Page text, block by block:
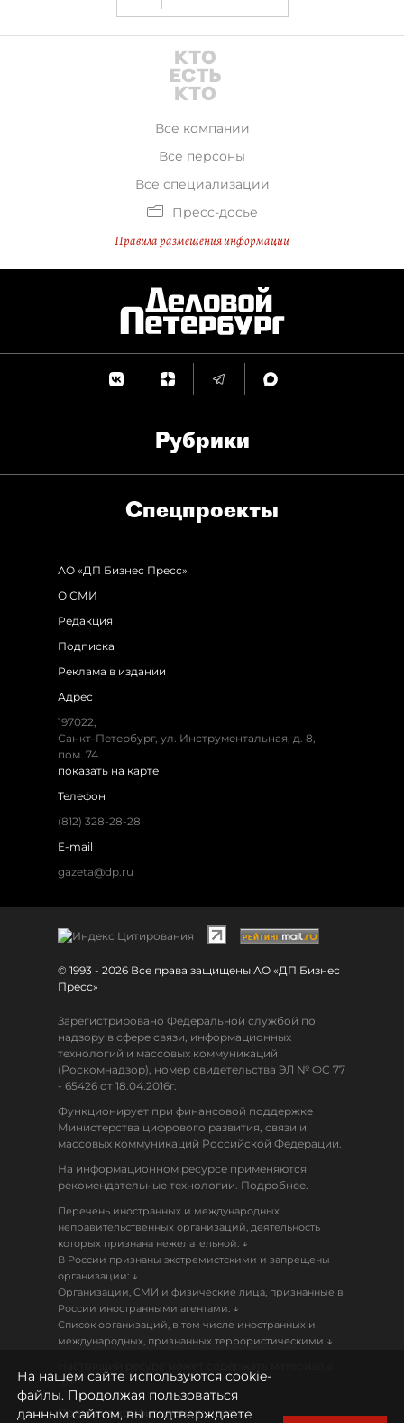
Все компании
Все персоны
Все специализации
Пресс-досье
Правила размещения информации
Рубрики
Спец­проекты
АО «ДП Бизнес Пресс»
О СМИ
Редакция
Подписка
Реклама в издании
Адрес
197022,
Санкт-Петербург, ул. Инструментальная, д. 8,
пом. 74.
показать на карте
Телефон
(812) 328-28-28
E-mail
gazeta@dp.ru
© 1993 - 2026 Все права защищены АО «ДП Бизнес
Пресс»
Зарегистрировано Федеральной службой по
надзору в сфере связи, информационных
технологий и массовых коммуникаций
(Роскомнадзор), номер свидетельства ЭЛ № ФС 77
- 65426 от 18.04.2016г.
Функционирует при финансовой поддержке
Министерства цифрового развития, связи и
массовых коммуникаций Российской Федерации.
На информационном ресурсе применяются
рекомендательные технологии. Подробнее.
Перечень иностранных и международных
неправительственных организаций, деятельность
которых признана нежелательной: ↓
В России признаны экстремистскими и запрещены
организации: ↓
Организации, СМИ и физические лица, признанные в
России иностранными агентами: ↓
Список организаций, в том числе иностранных и
международных, признанных террористическими ↓
18+
Политика конфиденциальности
На нашем сайте используются cookie-
файлы. Продолжая пользоваться
данным сайтом, вы подтверждаете